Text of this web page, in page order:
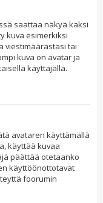
saattaa näkyä kaksi
kuva esimerkiksi
viestimäärästäsi tai
kuva on avatar ja
käyttäjällä.
avataren käyttämällä
käyttää kuvaa
päättää otetaanko
käyttöönottotavat
foorumin